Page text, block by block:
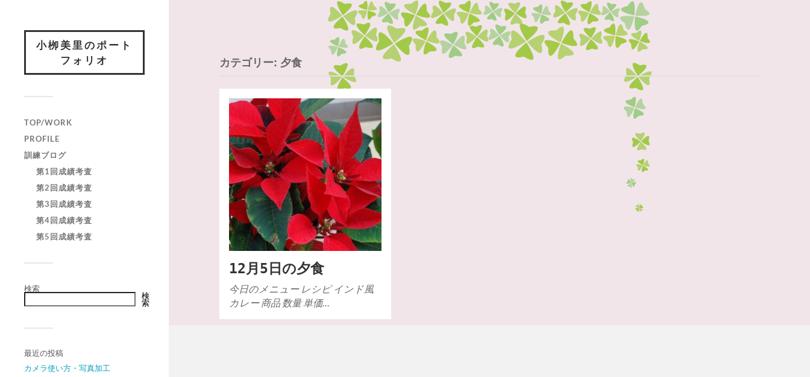
小栁美里のポート
フォリオ
TOP/WORK
PROFILE
訓練ブログ
第1回成績考査
第2回成績考査
第3回成績考査
第4回成績考査
第5回成績考査
検索
検
索
最近の投稿
カメラ使い方・写真加工
カテゴリー: 夕食
12月5日の夕食
今日のメニュー レシピ インド風
カレー 商品 数量 単価…